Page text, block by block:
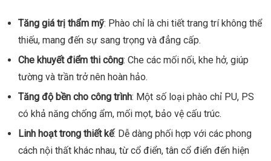
Tăng giá trị thẩm mỹ: Phào chỉ là chi tiết trang trí không thể
thiếu, mang đến sự sang trọng và đẳng cấp.
Che khuyết điểm thi công: Che các mối nối, khe hở, giúp
tường và trần trở nên hoàn hảo.
Tăng độ bền cho công trình: Một số loại phào chỉ PU, PS
có khả năng chống ẩm, mối mọt, bảo vệ cấu trúc.
Linh hoạt trong thiết kế: Dễ dàng phối hợp với các phong
cách nội thất khác nhau, từ cổ điển, tân cổ điển đến hiện